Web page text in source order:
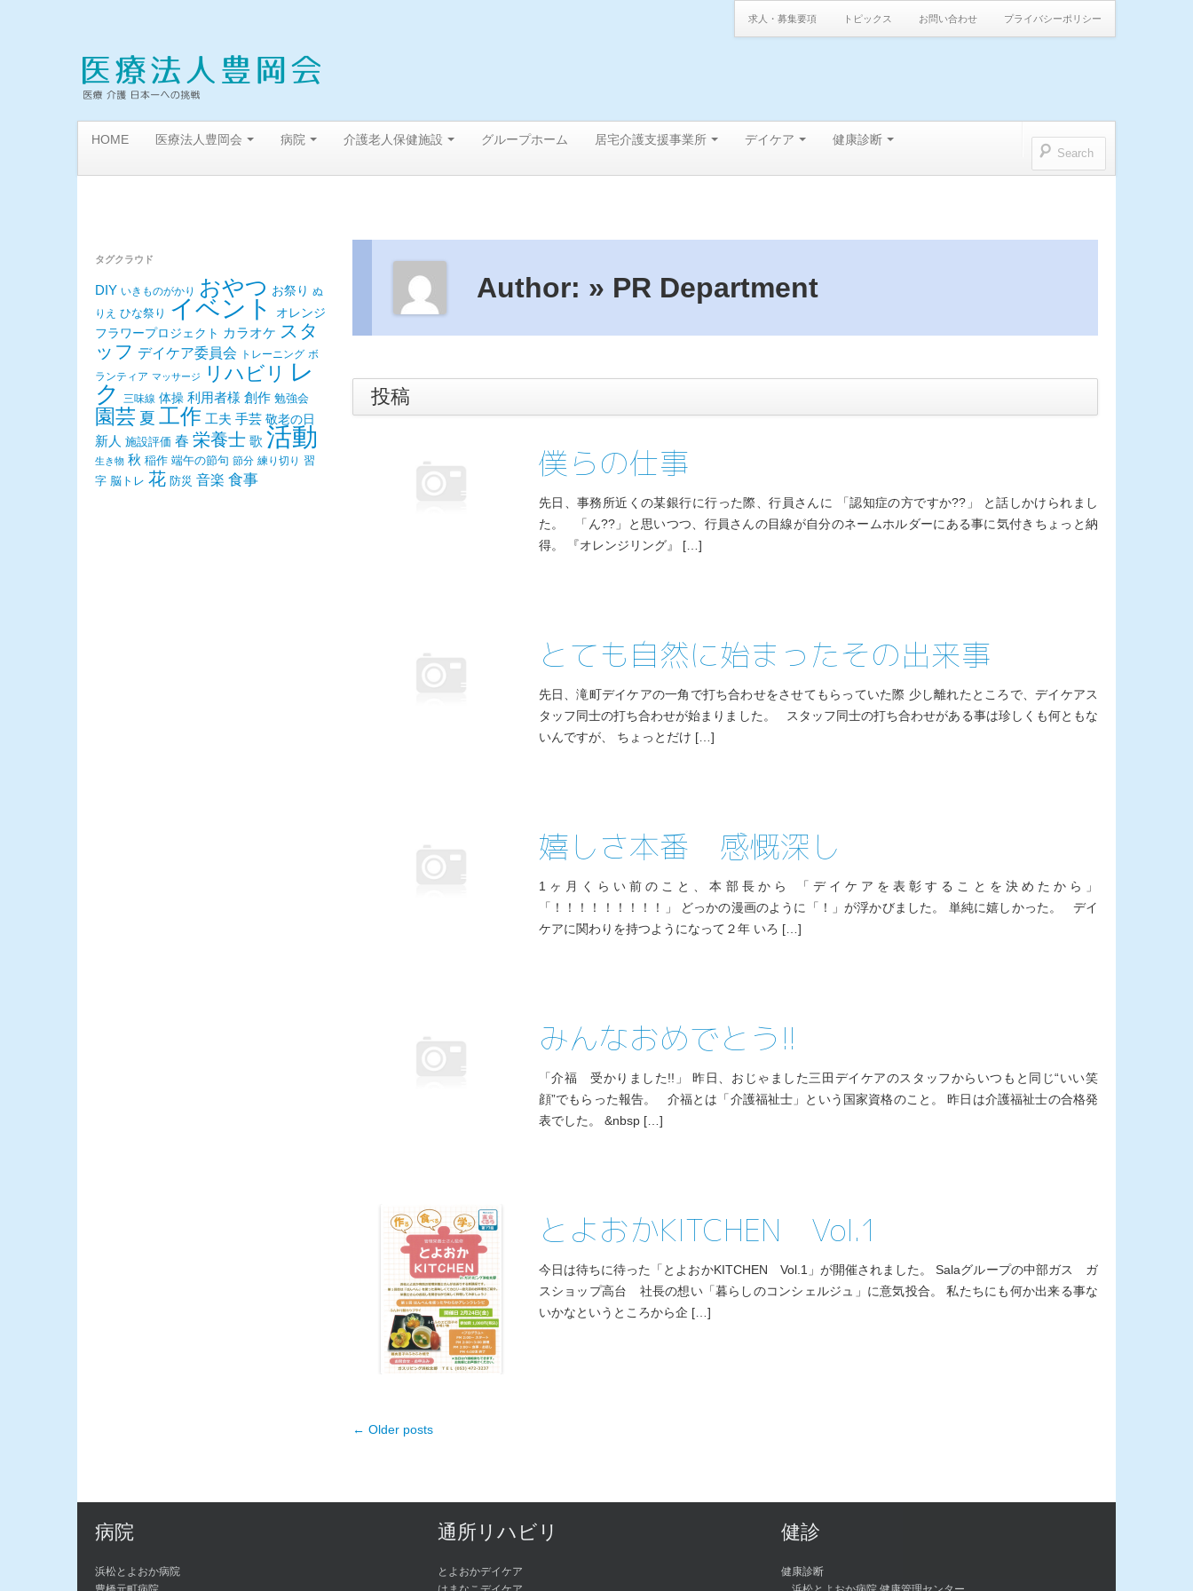
求人・募集要項 トピックス お問い合わせ プライバシーポリシー
HOME 医療法人豊岡会 病院 介護老人保健施設 グループホーム 居宅介護支援事業所 デイケア 健康診断
Author: » PR Department
投稿
僕らの仕事
先日、事務所近くの某銀行に行った際、行員さんに 「認知症の方ですか??」 と話しかけられまし
た。 「ん??」と思いつつ、行員さんの目線が自分のネームホルダーにある事に気付きちょっと納
得。 『オレンジリング』 […]
とても自然に始まったその出来事
先日、滝町デイケアの一角で打ち合わせをさせてもらっていた際 少し離れたところで、デイケアス
タッフ同士の打ち合わせが始まりました。 スタッフ同士の打ち合わせがある事は珍しくも何ともな
いんですが、 ちょっとだけ […]
嬉しさ本番 感慨深し
1ヶ月くらい前のこと、本部長から 「デイケアを表彰することを決めたから」
「！！！！！！！！！」 どっかの漫画のように「！」が浮かびました。 単純に嬉しかった。 デイ
ケアに関わりを持つようになって２年 いろ […]
みんなおめでとう!!
「介福 受かりました!!」 昨日、おじゃました三田デイケアのスタッフからいつもと同じ“いい笑
顔”でもらった報告。 介福とは「介護福祉士」という国家資格のこと。 昨日は介護福祉士の合格発
表でした。 &nbsp […]
とよおかKITCHEN Vol.1
今日は待ちに待った「とよおかKITCHEN Vol.1」が開催されました。 Salaグループの中部ガス ガ
スショップ高台 社長の想い「暮らしのコンシェルジュ」に意気投合。 私たちにも何か出来る事な
いかなというところから企 […]
Post navigation
← Older posts
タグクラウド
DIY いきものがかり おやつ お祭り ぬ
りえ ひな祭り イベント
オレンジ
フラワープロジェクト カラオケ スタ
ッフ デイケア委員会 トレーニング ボ
ランティア マッサージ リハビリ レ
ク
三味線 体操 利用者様 創作 勉強会
園芸 夏 工作 工夫 手芸 敬老の日
新人 施設評価 春 栄養士 歌 活動
生き物 秋 稲作 端午の節句 節分 練り切り 習
字 脳トレ 花 防災 音楽 食事
病院
浜松とよおか病院
通所リハビリ
とよおかデイケア
健診
健康診断